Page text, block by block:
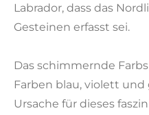
Labrador, dass das
Gesteinen erfasst sei.
Das schimmernde
Farben blau, violett
Ursache für dieses